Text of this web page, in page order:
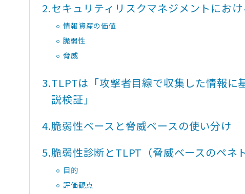
2.セキュリティリスクマネジメントにお
情報資産の価値
脆弱性
脅威
3.TLPTは「攻撃者目線で収集した情報に
説検証」
4.脆弱性ベースと脅威ベースの使い分け
5.脆弱性診断とTLPT（脅威ベースのペネ
目的
評価観点